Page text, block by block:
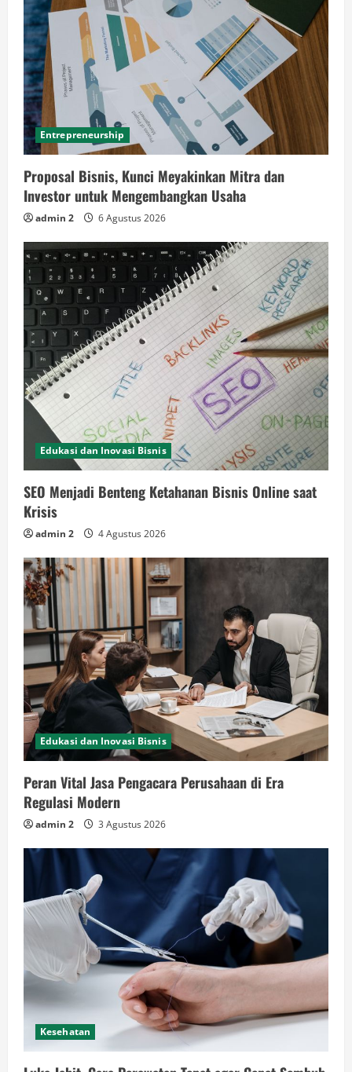
Entrepreneurship
Proposal Bisnis, Kunci Meyakinkan Mitra dan
Investor untuk Mengembangkan Usaha
admin 2 6 Agustus 2026
Edukasi dan Inovasi Bisnis
SEO Menjadi Benteng Ketahanan Bisnis Online saat
Krisis
admin 2 4 Agustus 2026
Edukasi dan Inovasi Bisnis
Peran Vital Jasa Pengacara Perusahaan di Era
Regulasi Modern
admin 2 3 Agustus 2026
Kesehatan